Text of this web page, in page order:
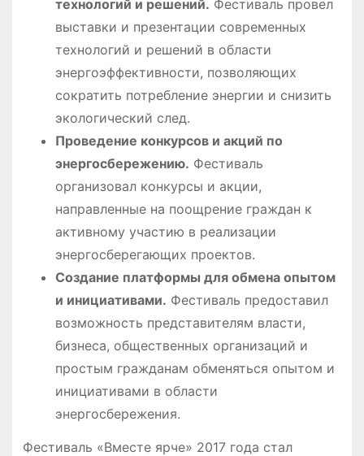
технологий и решений. Фестиваль провел
выставки и презентации современных
технологий и решений в области
энергоэффективности, позволяющих
сократить потребление энергии и снизить
экологический след.
Проведение конкурсов и акций по
энергосбережению. Фестиваль
организовал конкурсы и акции,
направленные на поощрение граждан к
активному участию в реализации
энергосберегающих проектов.
Создание платформы для обмена опытом
и инициативами. Фестиваль предоставил
возможность представителям власти,
бизнеса, общественных организаций и
простым гражданам обменяться опытом и
инициативами в области
энергосбережения.
Фестиваль «Вместе ярче» 2017 года стал